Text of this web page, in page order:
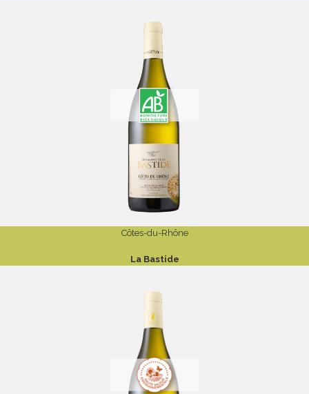
Côtes-du-Rhône
La Bastide